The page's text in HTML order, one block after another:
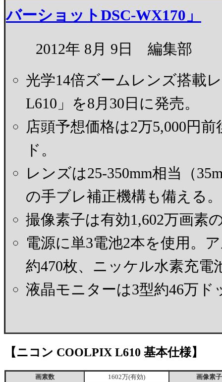
バーショットDSC-WX170」
2012年 8月 9日 編集部
光学14倍ズームレンズ搭載
L610」を8月30日に発売。
店頭予想価格は2万5,000円
ド。
レンズは25-350mm相当（
の手ブレ補正機構も備える。
撮像素子は有効1,602万画素
電源に単3電池2本を使用。
約470枚、ニッケル水素充電
液晶モニターは3型約46万ド
【ニコン COOLPIX L610 基本仕様】
画素数 1602万(有効)
画像素